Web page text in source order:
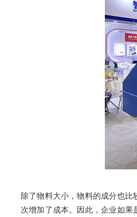
除了物料大小，物料的成分也
次增加了成本。因此，企业如